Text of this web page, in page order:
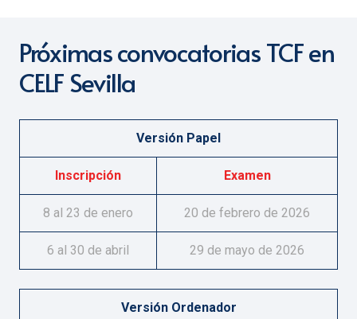
Próximas convocatorias TCF en
CELF Sevilla
Versión Papel
Inscripción Examen
8 al 23 de enero 20 de febrero de 2026
6 al 30 de abril 29 de mayo de 2026
Versión Ordenador